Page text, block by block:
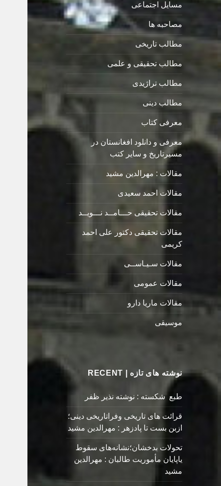
مسایل اجتماعی
مصاحبه ها
مطالب تاریخی
مطالب تحقیقی و علمی
مطالب تراژیدی
مطالب دینی
معرفی کتاب
معرفی و دانلود افغانستان در
مسیرتاریخ و سایر کتب
مقالات : مهرالدین مشید
مقالات احمد سعیدی
مقالات تحقیقی حـــامــد نـــویــد
مقالات تحقیقی دکتور علی احمد
کریمی
مقالات سـیـاســی
مقالات عمومی
مقالات ماریا دارو
موسیقی
نوشته های تازه | RECENT
طبع شکسته : نوشته نذیر ظفر
قرائت های تاریخی وفراتاریخی دینی؛
ازبن بست تا پادزهر : مهرالدین مشید
تحولات بدخشان؛نشانه‌های سقوط
یاپایان مأموریت طالبان : مهرالدین
مشید